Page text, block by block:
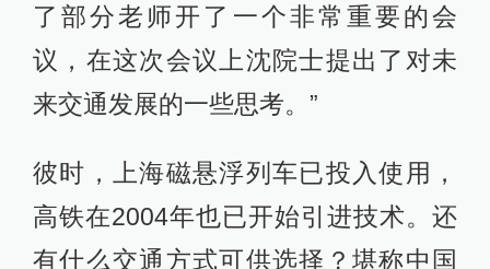
了部分老师开了一个非常重要的会
议，在这次会议上沈院士提出了对未
来交通发展的一些思考。”
彼时，上海磁悬浮列车已投入使用，
高铁在2004年也已开始引进技术。还
有什么交通方式可供选择？堪称中国